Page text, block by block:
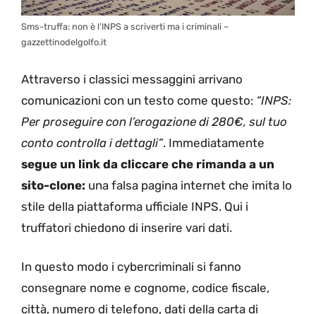
Sms-truffa: non è l’INPS a scriverti ma i criminali –
gazzettinodelgolfo.it
Attraverso i classici messaggini arrivano
comunicazioni con un testo come questo: “INPS:
Per proseguire con l’erogazione di 280€, sul tuo
conto controlla i dettagli”. Immediatamente
segue un link da cliccare che rimanda a un
sito-clone: una falsa pagina internet che imita lo
stile della piattaforma ufficiale INPS. Qui i
truffatori chiedono di inserire vari dati.
In questo modo i cybercriminali si fanno
consegnare nome e cognome, codice fiscale,
città, numero di telefono, dati della carta di